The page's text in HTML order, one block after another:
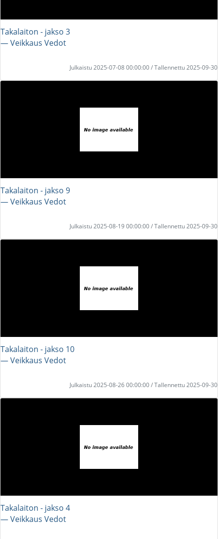
Takalaiton - jakso 3
― Veikkaus Vedot
Julkaistu 2025-07-08 00:00:00 / Tallennettu 2025-09-30
Takalaiton - jakso 9
― Veikkaus Vedot
Julkaistu 2025-08-19 00:00:00 / Tallennettu 2025-09-30
Takalaiton - jakso 10
― Veikkaus Vedot
Julkaistu 2025-08-26 00:00:00 / Tallennettu 2025-09-30
Takalaiton - jakso 4
― Veikkaus Vedot